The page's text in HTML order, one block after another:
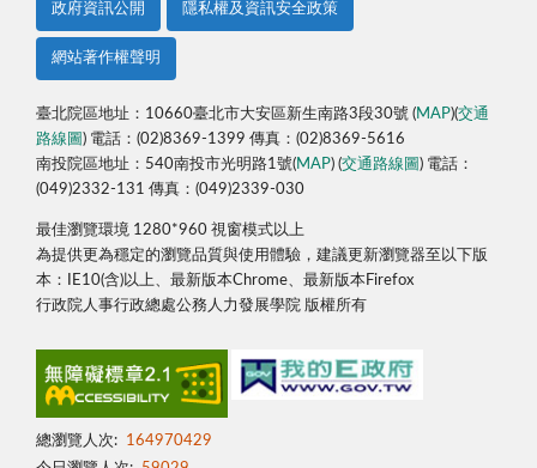
政府資訊公開 隱私權及資訊安全政策
網站著作權聲明
臺北院區地址：10660臺北市大安區新生南路3段30號 (MAP)(交通
路線圖) 電話：(02)8369-1399 傳真：(02)8369-5616
南投院區地址：540南投市光明路1號(MAP) (交通路線圖) 電話：
(049)2332-131 傳真：(049)2339-030
最佳瀏覽環境 1280*960 視窗模式以上
為提供更為穩定的瀏覽品質與使用體驗，建議更新瀏覽器至以下版
本：IE10(含)以上、最新版本Chrome、最新版本Firefox
行政院人事行政總處公務人力發展學院 版權所有
總瀏覽人次:
164970429